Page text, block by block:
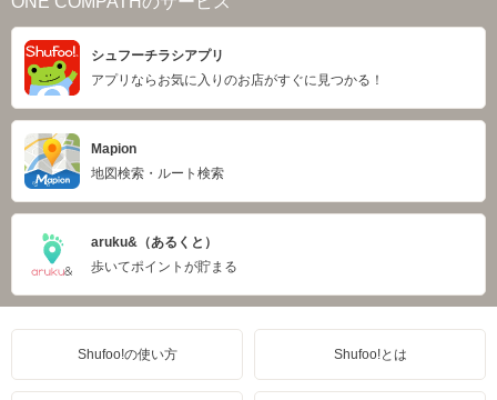
シュフーチラシアプリ
アプリならお気に入りのお店がすぐに見つかる！
Mapion
地図検索・ルート検索
aruku&（あるくと）
歩いてポイントが貯まる
Shufoo!の使い方 Shufoo!とは